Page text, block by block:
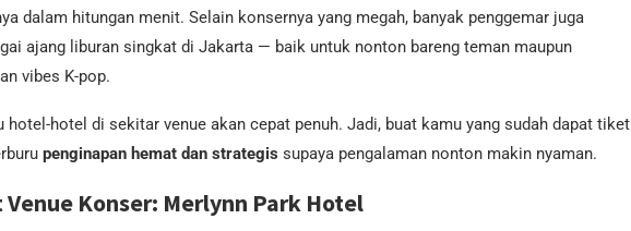
dalam hitungan menit. Selain konsernya yang megah, banyak penggemar juga
ajang liburan singkat di Jakarta — baik untuk nonton bareng teman maupun
vibes K-pop.
hotel-hotel di sekitar venue akan cepat penuh. Jadi, buat kamu yang sudah dapat tiket
penginapan hemat dan strategis supaya pengalaman nonton makin nyaman.
Konser: Merlynn Park Hotel